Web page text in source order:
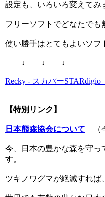
設定も、いろいろ変えてみ
フリーソフトでどなたでも
使い勝手はとてもよいソフ
↓ ↓ ↓
Recky - スカパー
【特別リンク】
日本熊森協会について （
今、日本の豊かな森を守っ
す。
ツキノワグマが絶滅すれば